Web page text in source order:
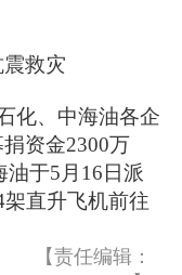
救灾
、中海油各企
资金2300万
油于5月16日派
直升飞机前往
【责任编辑：